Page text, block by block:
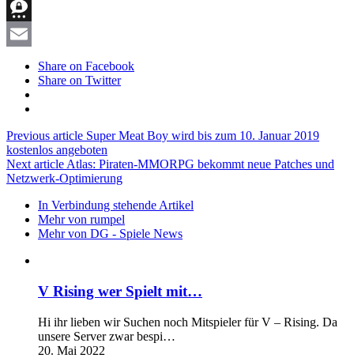
Telegram
Threema
Share on Facebook
Share on Twitter
Previous article Super Meat Boy wird bis zum 10. Januar 2019
kostenlos angeboten
Next article Atlas: Piraten-MMORPG bekommt neue Patches und
Netzwerk-Optimierung
In Verbindung stehende Artikel
Mehr von rumpel
Mehr von DG - Spiele News
V Rising wer Spielt mit…
Hi ihr lieben wir Suchen noch Mitspieler für V – Rising. Da
unsere Server zwar bespi…
20. Mai 2022